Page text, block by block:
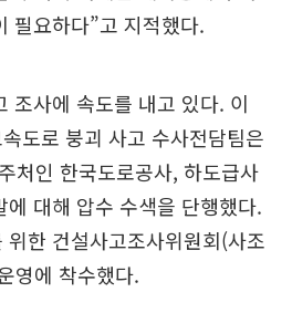
필요하다”고 지적했다.
조사에 속도를 내고 있다. 이
도로 붕괴 사고 수사전담팀은
처인 한국도로공사, 하도급사
대해 압수 수색을 단행했다.
한 건설사고조사위원회(사조
영에 착수했다.